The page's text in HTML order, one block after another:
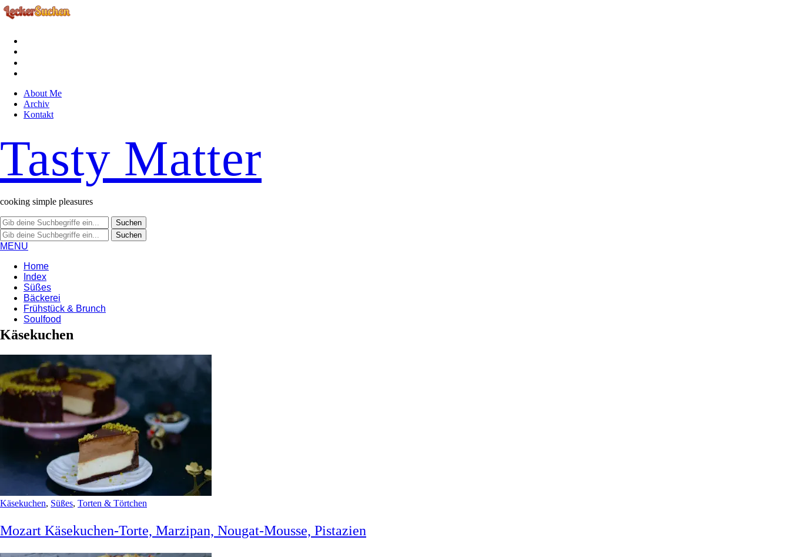
About Me
Archiv
Kontakt
Tasty Matter
cooking simple pleasures
MENU
Home
Index
Süßes
Bäckerei
Frühstück & Brunch
Soulfood
Käsekuchen
Käsekuchen, Süßes, Torten & Törtchen
Mozart Käsekuchen-Torte, Marzipan, Nougat-Mousse, Pistazien